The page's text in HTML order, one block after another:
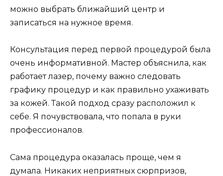
можно выбрать ближайший центр и
записаться на нужное время.
Консультация перед первой процедурой была
очень информативной. Мастер объяснила, как
работает лазер, почему важно следовать
графику процедур и как правильно ухаживать
за кожей. Такой подход сразу расположил к
себе. Я почувствовала, что попала в руки
профессионалов.
Сама процедура оказалась проще, чем я
думала. Никаких неприятных сюрпризов,